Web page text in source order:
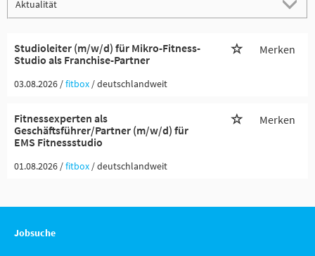
Studioleiter (m/w/d) für Mikro-Fitness-
Studio als Franchise-Partner
Merken
03.08.2026 /fitbox / deutschlandweit
Fitnessexperten als
Geschäftsführer/Partner (m/w/d) für
EMS Fitnessstudio
Merken
01.08.2026 /fitbox / deutschlandweit
Jobsuche